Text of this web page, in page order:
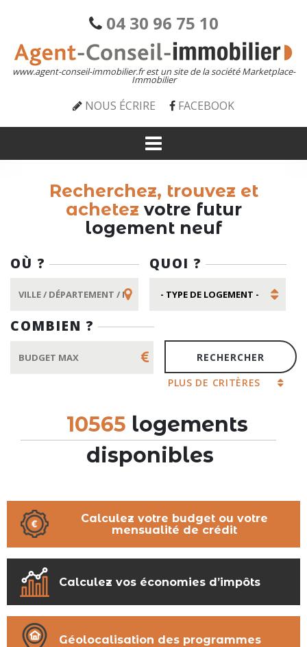
04 30 96 75 10
www.agent-conseil-immobilier.fr est un site de la société Marketplace-
Immobilier
NOUS ÉCRIRE FACEBOOK
Recherchez, trouvez et
achetez votre futur
logement neuf
OÙ ? QUOI ?
COMBIEN ?
PLUS DE CRITÈRES
10565 logements
disponibles
Calculez votre budget ou votre
mensualité de crédit
Calculez vos économies d’impôts
Géolocalisation des programmes